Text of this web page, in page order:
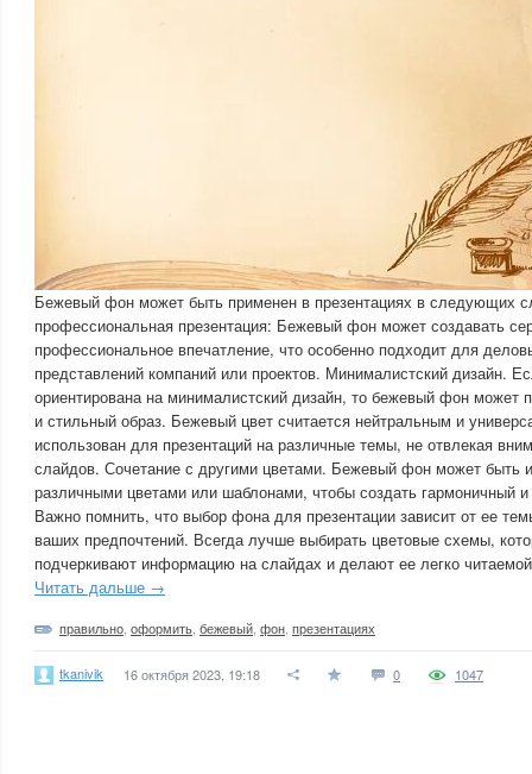
Бежевый фон может быть применен в презентациях в следующих
профессиональная презентация: Бежевый фон может создавать
профессиональное впечатление, что особенно подходит для
представлений компаний или проектов. Минималистский дизайн.
ориентирована на минималистский дизайн, то бежевый фон может
и стильный образ. Бежевый цвет считается нейтральным и
использован для презентаций на различные темы, не отвлекая
слайдов. Сочетание с другими цветами. Бежевый фон может быть
различными цветами или шаблонами, чтобы создать гармоничный
Важно помнить, что выбор фона для презентации зависит от ее
ваших предпочтений. Всегда лучше выбирать цветовые схемы,
подчеркивают информацию на слайдах и делают ее легко
Читать дальше →
правильно оформить бежевый фон презентациях
tkanivik 16 октября 2023, 19:18 0 1047